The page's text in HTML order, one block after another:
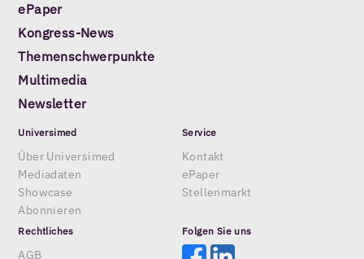
ePaper
Kongress-News
Themenschwerpunkte
Multimedia
Newsletter
Universimed
Über Universimed
Mediadaten
Showcase
Abonnieren
Service
Kontakt
ePaper
Stellenmarkt
Rechtliches
AGB
Folgen Sie uns